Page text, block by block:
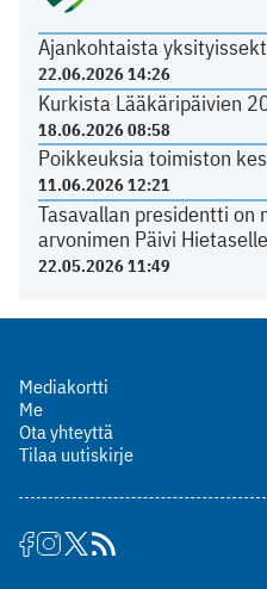
Ajankohtaista
22.06.2026 14:26
Kurkista Lääkäripäivien
18.06.2026 08:58
Poikkeuksia toimiston
11.06.2026 12:21
Tasavallan presidentti
arvonimen Päivi Hietaselle
22.05.2026 11:49
Mediakortti
Me
Ota yhteyttä
Tilaa uutiskirje